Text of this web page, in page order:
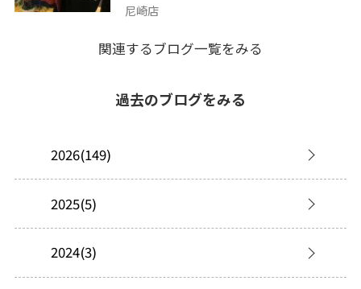
尼崎店
関連するブログ一覧をみる
過去のブログをみる
2026(149)
2025(5)
2024(3)